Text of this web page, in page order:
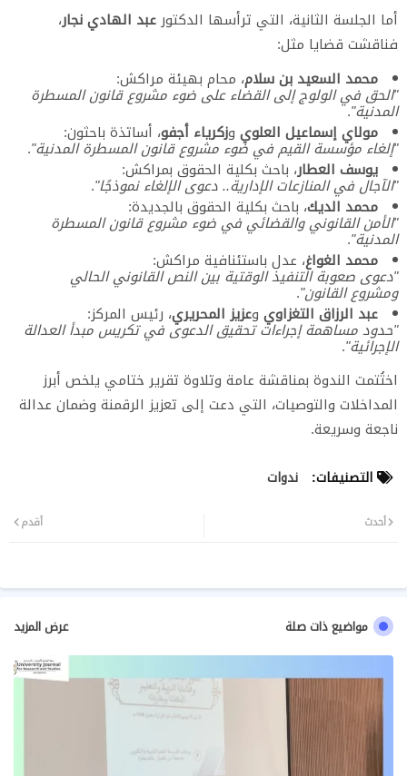
أما الجلسة الثانية، التي ترأسها الدكتورعبد الهادي نجار،
فناقشت قضايا مثل:
محمد السعيد بن سلام، محام بهيئة مراكش:
"الحق في الولوج إلى القضاء على ضوء مشروع قانون المسطرة
المدنية".
مولاي إسماعيل العلوي وزكرياء أجفو، أساتذة باحثون:
"إلغاء مؤسسة القيم في ضوء مشروع قانون المسطرة المدنية".
يوسف العطار، باحث بكلية الحقوق بمراكش:
"الآجال في المنازعات الإدارية.. دعوى الإلغاء نموذجًا".
محمد الديك، باحث بكلية الحقوق بالجديدة:
"الأمن القانوني والقضائي في ضوء مشروع قانون المسطرة
المدنية".
محمد الغواغ، عدل باستئنافية مراكش:
"دعوى صعوبة التنفيذ الوقتية بين النص القانوني الحالي
ومشروع القانون".
عبد الرزاق التغزاوي وعزيز المحريري، رئيس المركز:
"حدود مساهمة إجراءات تحقيق الدعوى في تكريس مبدأ العدالة
الإجرائية".
اختُتمت الندوة بمناقشة عامة وتلاوة تقرير ختامي يلخص أبرز
المداخلات والتوصيات، التي دعت إلى تعزيز الرقمنة وضمان عدالة
ناجعة وسريعة.
التصنيفات: ندوات
أحدث أقدم
مواضيع ذات صلة عرض المزيد